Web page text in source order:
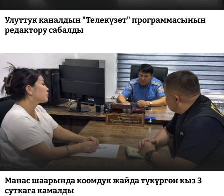
Улуттук каналдын "Телекүзөт" программасынын
редактору сабалды
Манас шаарында коомдук жайда түкүргөн кыз 3
суткага камалды